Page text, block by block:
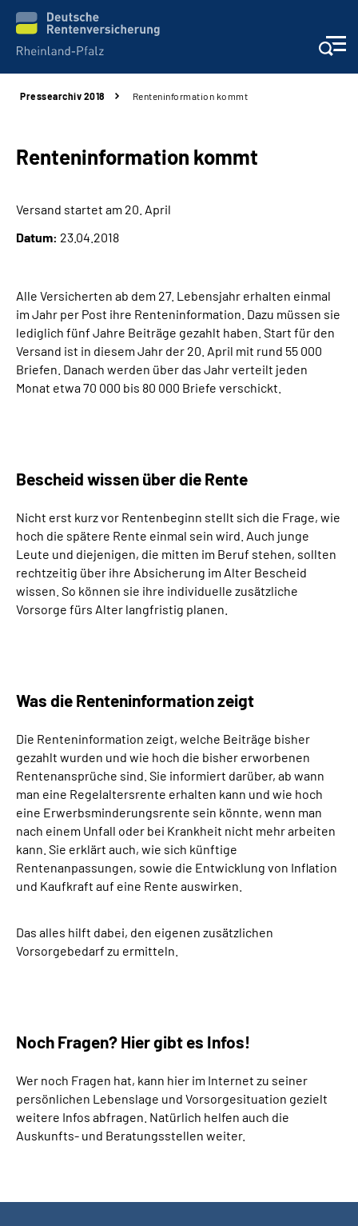
Beratung
Karriere
Über uns
Inhalte in Gebärdensprache (DGS)
Mein Kundenportal
Pressearchiv 2018 Renteninformation kommt
Renteninformation kommt
Versand startet am 20. April
Datum: 23.04.2018
Alle Versicherten ab dem 27. Lebensjahr erhalten einmal
im Jahr per Post ihre Renteninformation. Dazu müssen sie
lediglich fünf Jahre Beiträge gezahlt haben. Start für den
Versand ist in diesem Jahr der 20. April mit rund 55 000
Briefen. Danach werden über das Jahr verteilt jeden
Monat etwa 70 000 bis 80 000 Briefe verschickt.
Bescheid wissen über die Rente
Nicht erst kurz vor Rentenbeginn stellt sich die Frage, wie
hoch die spätere Rente einmal sein wird. Auch junge
Leute und diejenigen, die mitten im Beruf stehen, sollten
rechtzeitig über ihre Absicherung im Alter Bescheid
wissen. So können sie ihre individuelle zusätzliche
Vorsorge fürs Alter langfristig planen.
Was die Renteninformation zeigt
Die Renteninformation zeigt, welche Beiträge bisher
gezahlt wurden und wie hoch die bisher erworbenen
Rentenansprüche sind. Sie informiert darüber, ab wann
man eine Regelaltersrente erhalten kann und wie hoch
eine Erwerbsminderungsrente sein könnte, wenn man
nach einem Unfall oder bei Krankheit nicht mehr arbeiten
kann. Sie erklärt auch, wie sich künftige
Rentenanpassungen, sowie die Entwicklung von Inflation
und Kaufkraft auf eine Rente auswirken.
Das alles hilft dabei, den eigenen zusätzlichen
Vorsorgebedarf zu ermitteln.
Noch Fragen? Hier gibt es Infos!
Wer noch Fragen hat, kann hier im Internet zu seiner
persönlichen Lebenslage und Vorsorgesituation gezielt
weitere Infos abfragen. Natürlich helfen auch die
Auskunfts- und Beratungsstellen weiter.